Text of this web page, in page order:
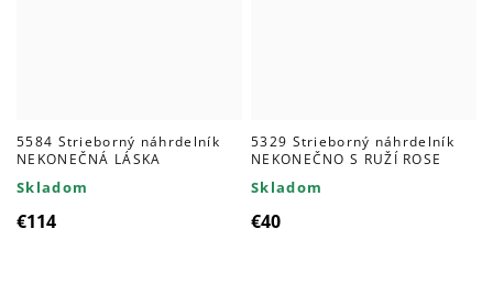
5584 Strieborný náhrdelník
NEKONEČNÁ LÁSKA
Skladom
€114
5329 Strieborný náhrdelník
NEKONEČNO S RUŽÍ ROSE
Skladom
€40